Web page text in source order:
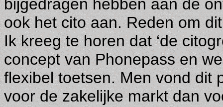
bijgedragen hebben aan de
ook het cito aan. Reden om
Ik kreeg te horen dat ‘de
concept van Phonepass en
flexibel toetsen. Men vond dit
voor de zakelijke markt dan